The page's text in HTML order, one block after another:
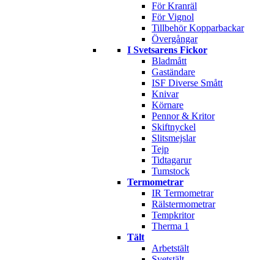
För Kranräl
För Vignol
Tillbehör Kopparbackar
Övergångar
I Svetsarens Fickor
Bladmått
Gaständare
ISF Diverse Smått
Knivar
Körnare
Pennor & Kritor
Skiftnyckel
Slitsmejslar
Tejp
Tidtagarur
Tumstock
Termometrar
IR Termometrar
Rälstermometrar
Tempkritor
Therma 1
Tält
Arbetstält